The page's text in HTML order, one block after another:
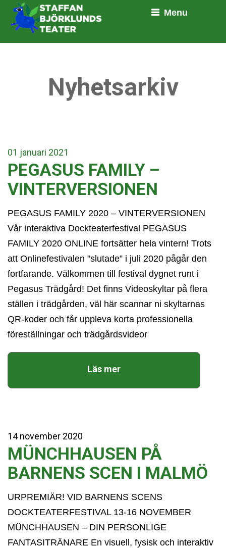
Menu
Nyhetsarkiv
01 januari 2021
PEGASUS FAMILY –
VINTERVERSIONEN
PEGASUS FAMILY 2020 – VINTERVERSIONEN
Vår interaktiva Dockteaterfestival PEGASUS
FAMILY 2020 ONLINE fortsätter hela vintern! Trots
att Onlinefestivalen ”slutade” i juli 2020 pågår den
fortfarande. Välkommen till festival dygnet runt i
Pegasus Trädgård! Det finns Videoskyltar på flera
ställen i trädgården, väl här scannar ni skyltarnas
QR-koder och får uppleva korta professionella
föreställningar och trädgårdsvideor
Läs mer
14 november 2020
MÜNCHHAUSEN PÅ
BARNENS SCEN I MALMÖ
URPREMIÄR! VID BARNENS SCENS
DOCKTEATERFESTIVAL 13-16 NOVEMBER
MÜNCHHAUSEN – DIN PERSONLIGE
FANTASITRÄNARE En visuell, fysisk och interaktiv